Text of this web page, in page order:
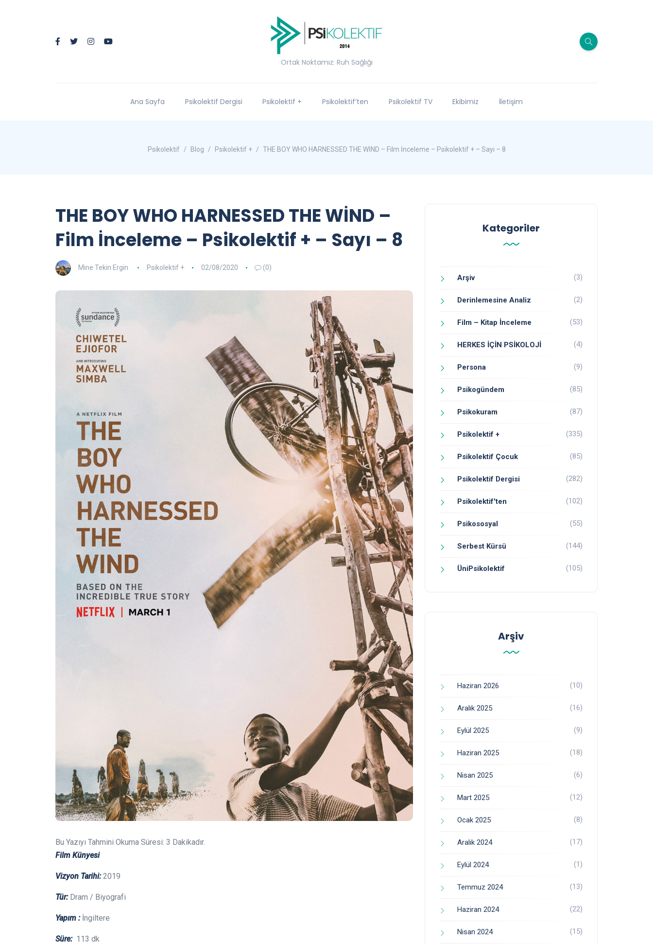
Ortak Noktamız: Ruh Sağlığı
Ana Sayfa Psikolektif Dergisi Psikolektif + Psikolektif’ten Psikolektif TV Ekibimiz İletişim
Psikolektif Blog Psikolektif + THE BOY WHO HARNESSED THE WİND – Film İnceleme – Psikolektif + – Sayı – 8
THE BOY WHO HARNESSED THE WİND –
Film İnceleme – Psikolektif + – Sayı – 8
Mine Tekin Ergin Psikolektif + 02/08/2020 (0)
Bu Yazıyı Tahmini Okuma Süresi: 3 Dakikadır.
Film Künyesi
Vizyon Tarihi:2019
Tür: Dram / Biyografi
Yapım :İngiltere
Süre: 113 dk
Kategoriler
Arşiv (3)
Derinlemesine Analiz (2)
Film – Kitap İnceleme (53)
HERKES İÇİN PSİKOLOJİ (4)
Persona (9)
Psikogündem (85)
Psikokuram (87)
Psikolektif + (335)
Psikolektif Çocuk (85)
Psikolektif Dergisi (282)
Psikolektif'ten (102)
Psikososyal (55)
Serbest Kürsü (144)
ÜniPsikolektif (105)
Arşiv
Haziran 2026 (10)
Aralık 2025 (16)
Eylül 2025 (9)
Haziran 2025 (18)
Nisan 2025 (6)
Mart 2025 (12)
Ocak 2025 (8)
Aralık 2024 (17)
Eylül 2024 (1)
Temmuz 2024 (13)
Haziran 2024 (22)
Nisan 2024 (15)